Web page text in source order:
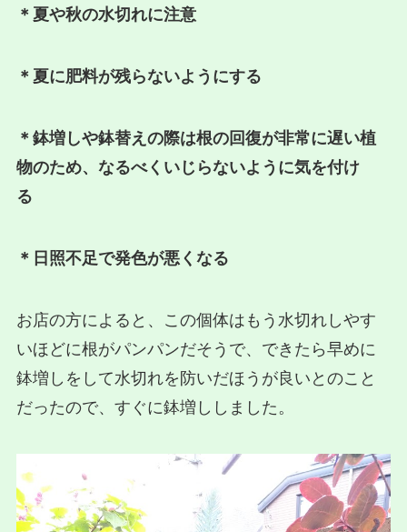
＊夏や秋の水切れに注意
＊夏に肥料が残らないようにする
＊鉢増しや鉢替えの際は根の回復が非常に遅い植
物のため、なるべくいじらないように気を付け
る
＊日照不足で発色が悪くなる
お店の方によると、この個体はもう水切れしやす
いほどに根がパンパンだそうで、できたら早めに
鉢増しをして水切れを防いだほうが良いとのこと
だったので、すぐに鉢増ししました。